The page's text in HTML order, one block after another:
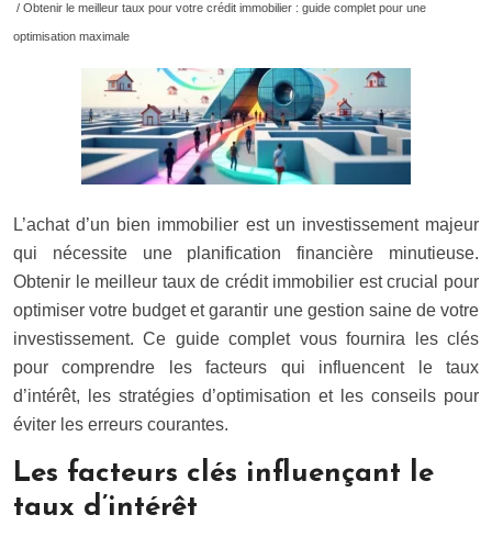
/ Obtenir le meilleur taux pour votre crédit immobilier : guide complet pour une
optimisation maximale
L’achat d’un bien immobilier est un investissement majeur
qui nécessite une planification financière minutieuse.
Obtenir le meilleur taux de crédit immobilier est crucial pour
optimiser votre budget et garantir une gestion saine de votre
investissement. Ce guide complet vous fournira les clés
pour comprendre les facteurs qui influencent le taux
d’intérêt, les stratégies d’optimisation et les conseils pour
éviter les erreurs courantes.
Les facteurs clés influençant le
taux d’intérêt